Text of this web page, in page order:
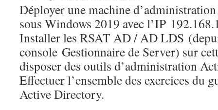
Déployer une machine
sous Windows 2019 avec l’IP
Installer les RSAT AD / AD LDS
console Gestionnaire de Server) sur
disposer des outils d’administration
Effectuer l’ensemble des exercices du
Active Directory.